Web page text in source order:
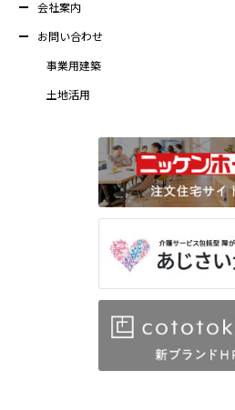
会社案内
お問い合わせ
事業用建築
土地活用